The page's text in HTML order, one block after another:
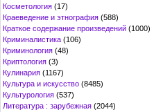
Косметология (17)
Краеведение и этнография (588)
Краткое содержание произведений (1000)
Криминалистика (106)
Криминология (48)
Криптология (3)
Кулинария (1167)
Культура и искусство (8485)
Культурология (537)
Литература : зарубежная (2044)